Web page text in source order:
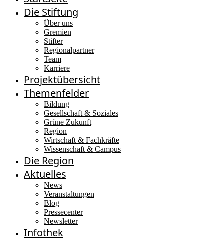
Die Stiftung
Über uns
Gremien
Stifter
Regionalpartner
Team
Karriere
Projektübersicht
Themenfelder
Bildung
Gesellschaft & Soziales
Grüne Zukunft
Region
Wirtschaft & Fachkräfte
Wissenschaft & Campus
Die Region
Aktuelles
News
Veranstaltungen
Blog
Pressecenter
Newsletter
Infothek